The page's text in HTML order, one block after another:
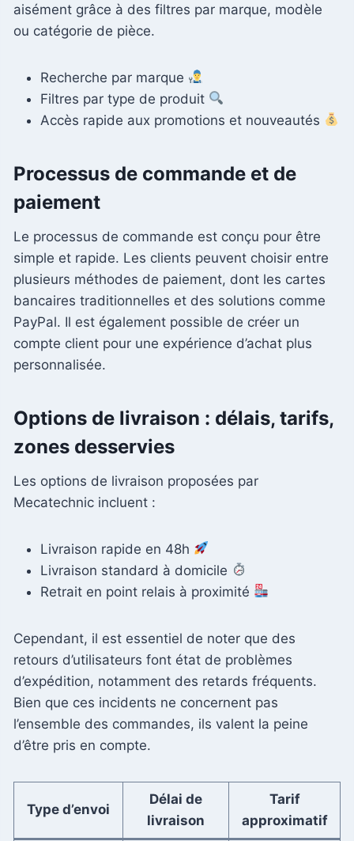
aisément grâce à des filtres par marque, modèle
ou catégorie de pièce.
Recherche par marque
Filtres par type de produit
Accès rapide aux promotions et nouveautés
Processus de commande et de
paiement
Le processus de commande est conçu pour être
simple et rapide. Les clients peuvent choisir entre
plusieurs méthodes de paiement, dont les cartes
bancaires traditionnelles et des solutions comme
PayPal. Il est également possible de créer un
compte client pour une expérience d’achat plus
personnalisée.
Options de livraison : délais, tarifs,
zones desservies
Les options de livraison proposées par
Mecatechnic incluent :
Livraison rapide en 48h
Livraison standard à domicile
Retrait en point relais à proximité
Cependant, il est essentiel de noter que des
retours d’utilisateurs font état de problèmes
d’expédition, notamment des retards fréquents.
Bien que ces incidents ne concernent pas
l’ensemble des commandes, ils valent la peine
d’être pris en compte.
Type d’envoi
Délai de
livraison
Tarif
approximatif